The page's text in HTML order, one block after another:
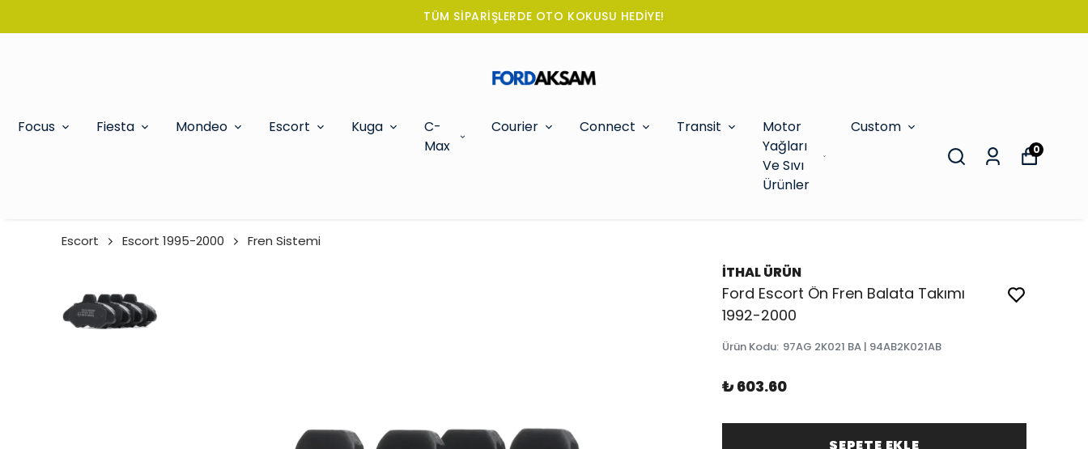
TÜM SİPARİŞLERDE OTO KOKUSU HEDİYE!
Focus Fiesta Mondeo Escort Kuga
C-
Max
Courier Connect Transit
Motor
Yağları
Ve Sıvı
Ürünler
Custom
0
Escort Escort 1995-2000 Fren Sistemi
İTHAL ÜRÜN
Ford Escort Ön Fren Balata Takımı
1992-2000
Ürün Kodu: 97AG 2K021 BA | 94AB2K021AB
₺ 603.60